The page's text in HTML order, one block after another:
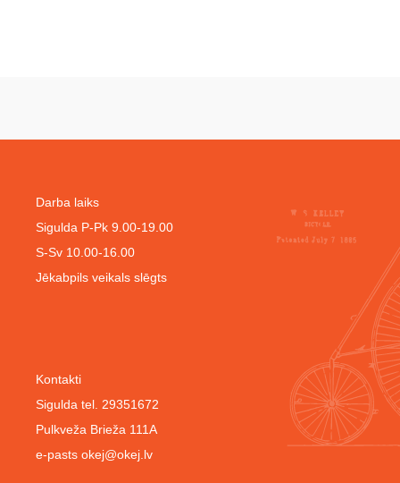
Kontakti
Sigulda tel. 29351672
Pulkveža Brieža 111A
e-pasts okej@okej.lv
Darba laiks
Sigulda P-Pk 9.00-19.00
S-Sv 10.00-16.00
Jēkabpils veikals slēgts